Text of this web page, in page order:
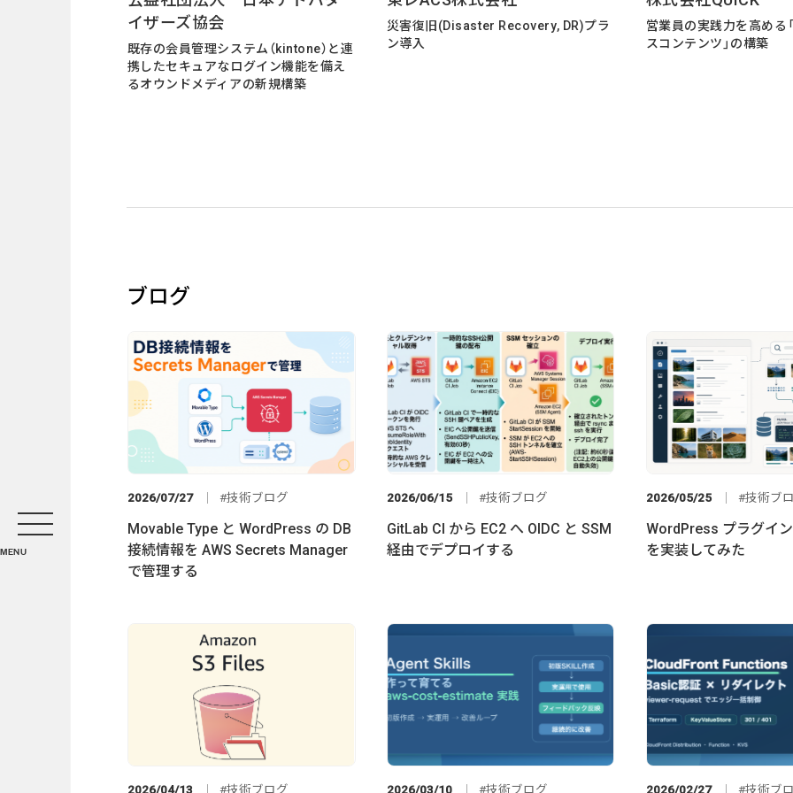
MENU
採用情報
News
イザーズ協会
既存の会員管理システム（kintone）と連
携したセキュアなログイン機能を備え
るオウンドメディアの新規構築
災害復旧(Disaster Recovery, DR)プラ
ン導入
営業員の実践力を高める
スコンテンツ」の構築
ブログ
2026/07/27 技術ブログ
Movable Type と WordPress の DB
接続情報を AWS Secrets Manager
で管理する
2026/06/15 技術ブログ
GitLab CI から EC2 へ OIDC と SSM
経由でデプロイする
2026/05/25 技術ブ
WordPress プラグイ
を実装してみた
2026/04/13 技術ブログ 2026/03/10 技術ブログ 2026/02/27 技術ブ